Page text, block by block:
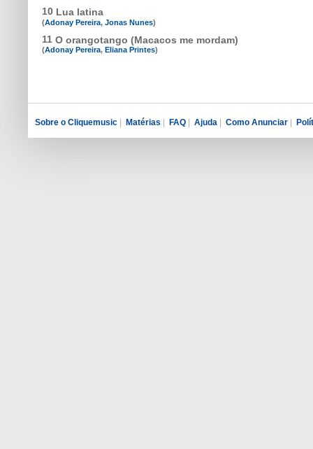
10 Lua latina
(Adonay Pereira, Jonas Nunes)
11 O orangotango (Macacos me mordam)
(Adonay Pereira, Eliana Printes)
Sobre o Cliquemusic Matérias FAQ Ajuda Como Anunciar